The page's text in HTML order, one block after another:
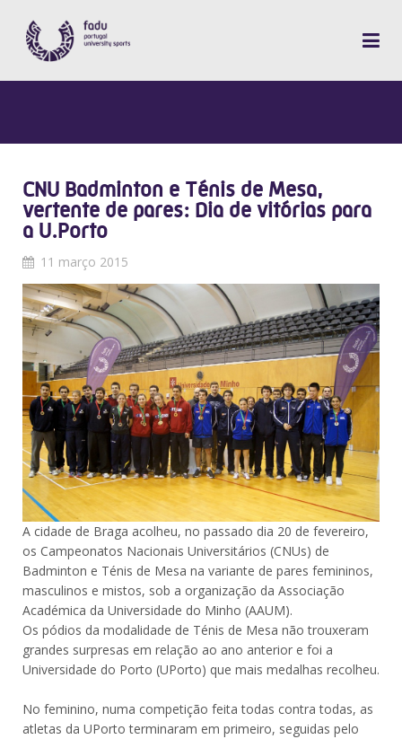
CNU Badminton e Ténis de Mesa,
vertente de pares: Dia de vitórias para
a U.Porto
11 março 2015
A cidade de Braga acolheu, no passado dia 20 de fevereiro,
os Campeonatos Nacionais Universitários (CNUs) de
Badminton e Ténis de Mesa na variante de pares femininos,
masculinos e mistos, sob a organização da Associação
Académica da Universidade do Minho (AAUM).
Os pódios da modalidade de Ténis de Mesa não trouxeram
grandes surpresas em relação ao ano anterior e foi a
Universidade do Porto (UPorto) que mais medalhas recolheu.
No feminino, numa competição feita todas contra todas, as
atletas da UPorto terminaram em primeiro, seguidas pelo